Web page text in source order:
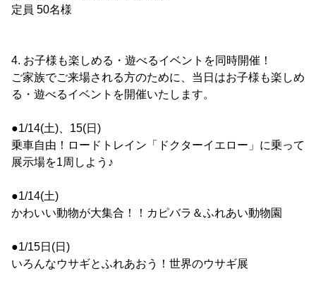
定員 50名様
4. お子様も楽しめる・遊べるイベントを同時開催！
ご家族でご来場される方のために、当日はお子様も楽しめ
る・遊べるイベントを開催いたします。
●1/14(土)、15(日)
乗車自由！ロードトレイン「ドクターイエロー」に乗って
展示場を1周しよう♪
●1/14(土)
かわいい動物が大集合！！カピバラ＆ふれあい動物園
●1/15日(日)
いろんなウサギとふれあおう！世界のウサギ展